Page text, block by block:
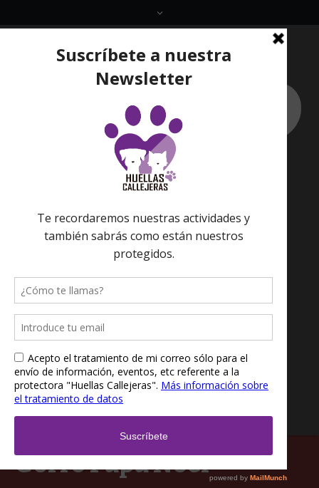
Gorro Papá Noel